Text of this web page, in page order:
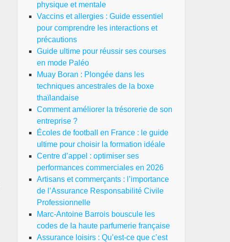
physique et mentale
Vaccins et allergies : Guide essentiel
pour comprendre les interactions et
précautions
Guide ultime pour réussir ses courses
en mode Paléo
Muay Boran : Plongée dans les
techniques ancestrales de la boxe
thaïlandaise
Comment améliorer la trésorerie de son
entreprise ?
Écoles de football en France : le guide
ultime pour choisir la formation idéale
Centre d’appel : optimiser ses
performances commerciales en 2026
Artisans et commerçants : l’importance
de l’Assurance Responsabilité Civile
Professionnelle
Marc-Antoine Barrois bouscule les
codes de la haute parfumerie française
Assurance loisirs : Qu’est-ce que c’est